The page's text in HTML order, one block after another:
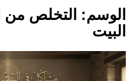
الوسم: التخلص
البيت